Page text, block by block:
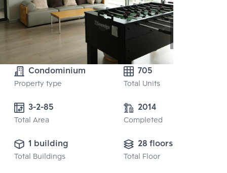
Condominium
Property type
705
Total Units
3-2-85
Total Area
2014
Completed
1 building
Total Buildings
28 floors
Total Floor